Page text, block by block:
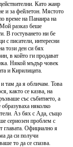
Като жанр
и за фейлетон. Мястото
време на Панаира на
разказ беше
В гостуването ни бе
с писатели, интересни
този ден си бях
в който ги продават
Някой мъдър човек
и Кирилицата.
там да я обличам. Това
както се казва, на
със събитието, а
няколко
Аз бях с Ада, също
сериозен проблем с
главата. Официално я
да си получи
то да се спазва.